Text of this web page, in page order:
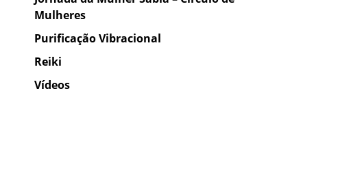
Mulheres
Purificação Vibracional
Reiki
Vídeos